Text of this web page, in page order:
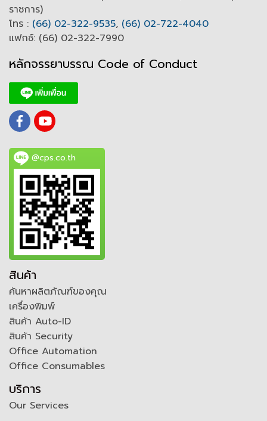
ราชการ)
โทร : (66) 02-322-9535, (66) 02-722-4040
แฟกซ์: (66) 02-322-7990
หลักจรรยาบรรณ Code of Conduct
@cps.co.th
สินค้า
ค้นหาผลิตภัณฑ์ของคุณ
เครื่องพิมพ์
สินค้า Auto-ID
สินค้า Security
Office Automation
Office Consumables
บริการ
Our Services